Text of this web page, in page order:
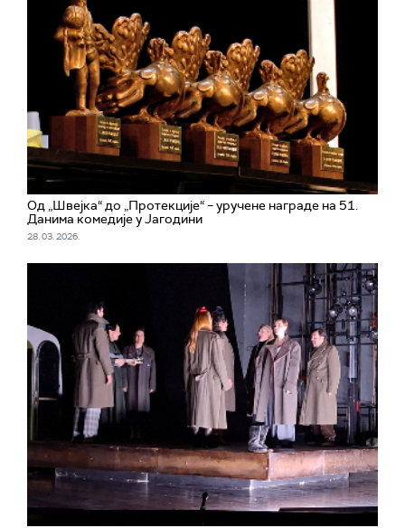
Од „Швејка“ до „Протекције“ – уручене награде на 51.
Данима комедије у Јагодини
28. 03. 2026.